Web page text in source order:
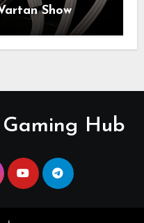
Show
Hub